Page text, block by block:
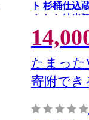
ト 杉桶仕込
すすめ 純米
キッチン 調
物 島根県 安
たまった
寄附でき